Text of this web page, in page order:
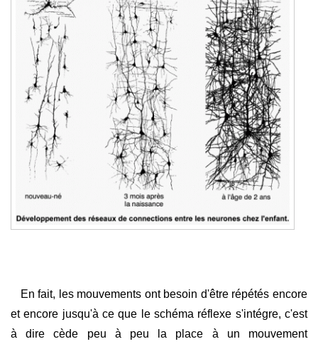
En fait, les mouvements ont besoin d'être répétés encore
et encore jusqu'à ce que le schéma réflexe s'intégre, c'est
à dire cède peu à peu la place à un mouvement